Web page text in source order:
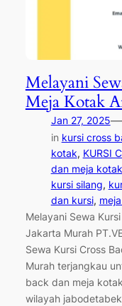
Melayani
Meja Kotak
Jan 27, 2025—
in kursi cross
kotak, KURSI
dan meja kotak
kursi silang,
dan kursi,
Melayani Sewa
Jakarta Murah
Sewa Kursi Cross
Murah terjangkau
back dan meja
wilayah